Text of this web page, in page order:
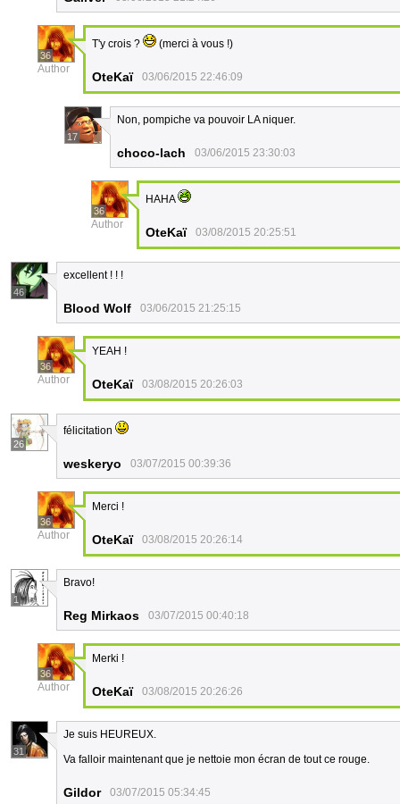
36
Author
T'y crois ? (merci à vous !)
OteKaï 03/06/2015 22:46:09
17
Non, pompiche va pouvoir LA niquer.
choco-lach 03/06/2015 23:30:03
36
Author
HAHA
OteKaï 03/08/2015 20:25:51
46
excellent ! ! !
Blood Wolf 03/06/2015 21:25:15
36
Author
YEAH !
OteKaï 03/08/2015 20:26:03
26
félicitation
weskeryo 03/07/2015 00:39:36
36
Author
Merci !
OteKaï 03/08/2015 20:26:14
1
Bravo!
Reg Mirkaos 03/07/2015 00:40:18
36
Author
Merki !
OteKaï 03/08/2015 20:26:26
31
Je suis HEUREUX.
Va falloir maintenant que je nettoie mon écran de tout ce rouge.
Gildor 03/07/2015 05:34:45